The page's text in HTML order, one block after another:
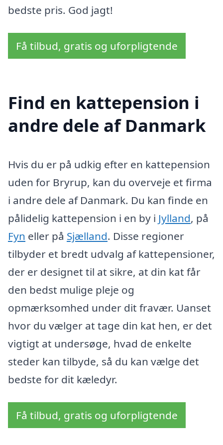
bedste pris. God jagt!
Få tilbud, gratis og uforpligtende
Find en kattepension i
andre dele af Danmark
Hvis du er på udkig efter en kattepension
uden for Bryrup, kan du overveje et firma
i andre dele af Danmark. Du kan finde en
pålidelig kattepension i en by i Jylland, på
Fyn eller på Sjælland. Disse regioner
tilbyder et bredt udvalg af kattepensioner,
der er designet til at sikre, at din kat får
den bedst mulige pleje og
opmærksomhed under dit fravær. Uanset
hvor du vælger at tage din kat hen, er det
vigtigt at undersøge, hvad de enkelte
steder kan tilbyde, så du kan vælge det
bedste for dit kæledyr.
Få tilbud, gratis og uforpligtende